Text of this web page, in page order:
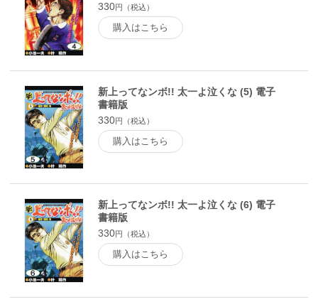
330円（税込）
購入はこちら
新上ってなンボ!! 太一よ泣くな (5) 電子
書籍版
330円（税込）
購入はこちら
新上ってなンボ!! 太一よ泣くな (6) 電子
書籍版
330円（税込）
購入はこちら